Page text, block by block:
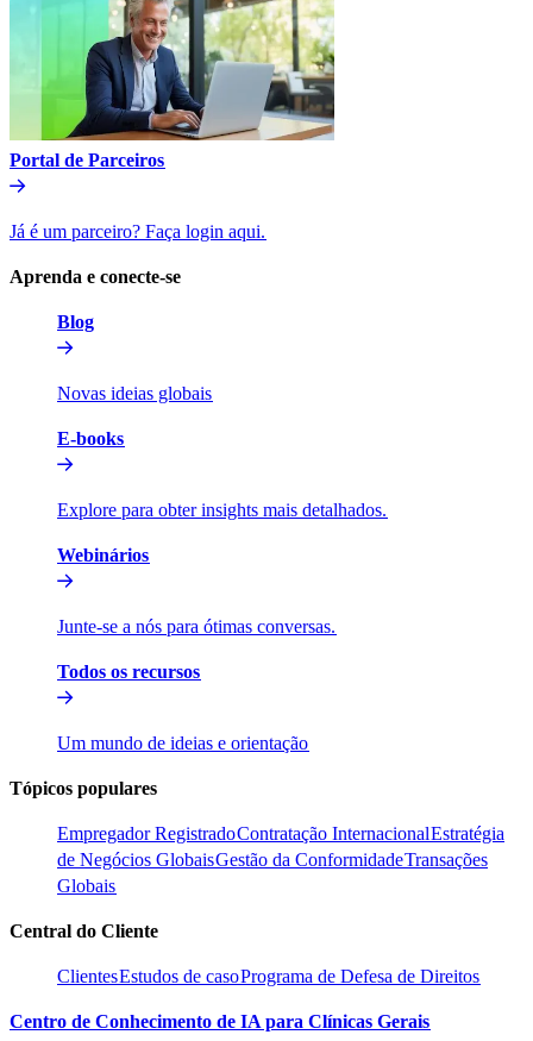
Portal de Parceiros​​
Já é um parceiro? Faça login aqui.​​
Aprenda e conecte-se​​
Blog​​
Novas ideias globais​​
E-books​​
Explore para obter insights mais detalhados.​​
Webinários​​
Junte-se a nós para ótimas conversas.​​
Todos os recursos​​
Um mundo de ideias e orientação​​
Tópicos populares​​
Empregador Registrado​​Contratação Internacional​​Estratégia
de Negócios Globais​​Gestão da Conformidade​​Transações
Globais​​
Central do Cliente​​
Clientes​​Estudos de caso​​Programa de Defesa de Direitos​​
Centro de Conhecimento de IA para Clínicas Gerais​​